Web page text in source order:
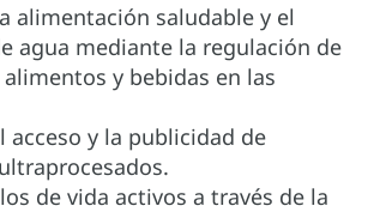
alimentación saludable y el
agua mediante la regulación de
y bebidas en las
acceso y la publicidad de
de vida activos a través de la